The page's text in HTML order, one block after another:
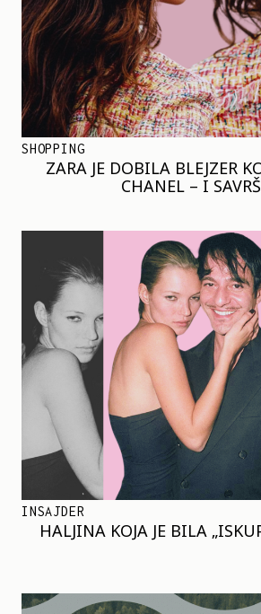
SHOPPING
ZARA JE DOBILA BLEJZER
CHANEL – I
INSAJDER
HALJINA KOJA JE BILA